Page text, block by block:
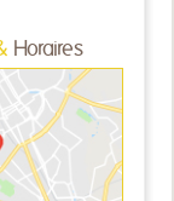
Horaires